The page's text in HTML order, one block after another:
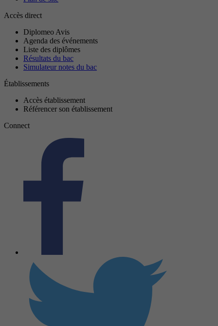
Accès direct
Diplomeo Avis
Agenda des événements
Liste des diplômes
Résultats du bac
Simulateur notes du bac
Établissements
Accès établissement
Référencer son établissement
Connect